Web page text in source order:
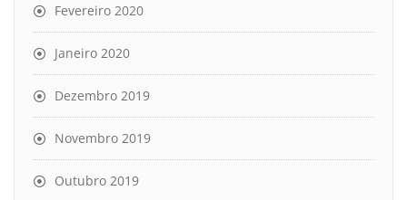
Fevereiro 2020
Janeiro 2020
Dezembro 2019
Novembro 2019
Outubro 2019